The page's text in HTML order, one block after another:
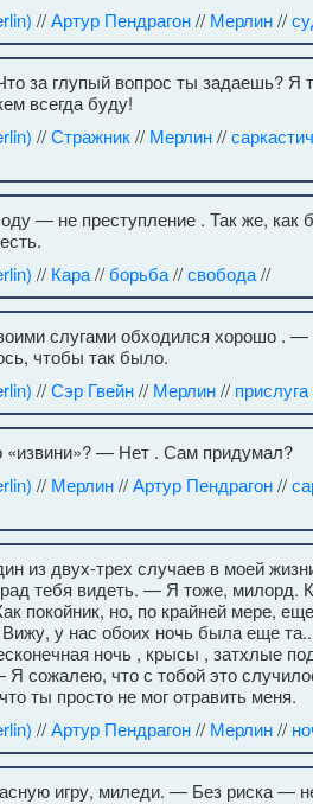
//Артур Пендрагон// Мерлин//
за глупый вопрос ты задаешь? Я
всегда буду!
//Стражник// Мерлин//
— не преступление . Так же, как
// Кара//борьба//свобода//
слугами обходился хорошо . —
чтобы так было.
//Сэр Гвейн// Мерлин// прислуга
— Нет . Сам придумал?
// Мерлин//Артур Пендрагон//
из двух-трех случаев в моей
тебя видеть. — Я тоже, милорд.
покойник, но, по крайней мере,
у нас обоих ночь была еще
ночь , крысы , затхлые
сожалею, что с тобой это
ты просто не мог отравить меня.
//Артур Пендрагон// Мерлин//
игру, миледи. — Без риска —